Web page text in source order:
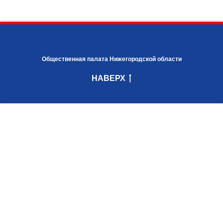
Общественная палата Нижегородской области
НАВЕРХ